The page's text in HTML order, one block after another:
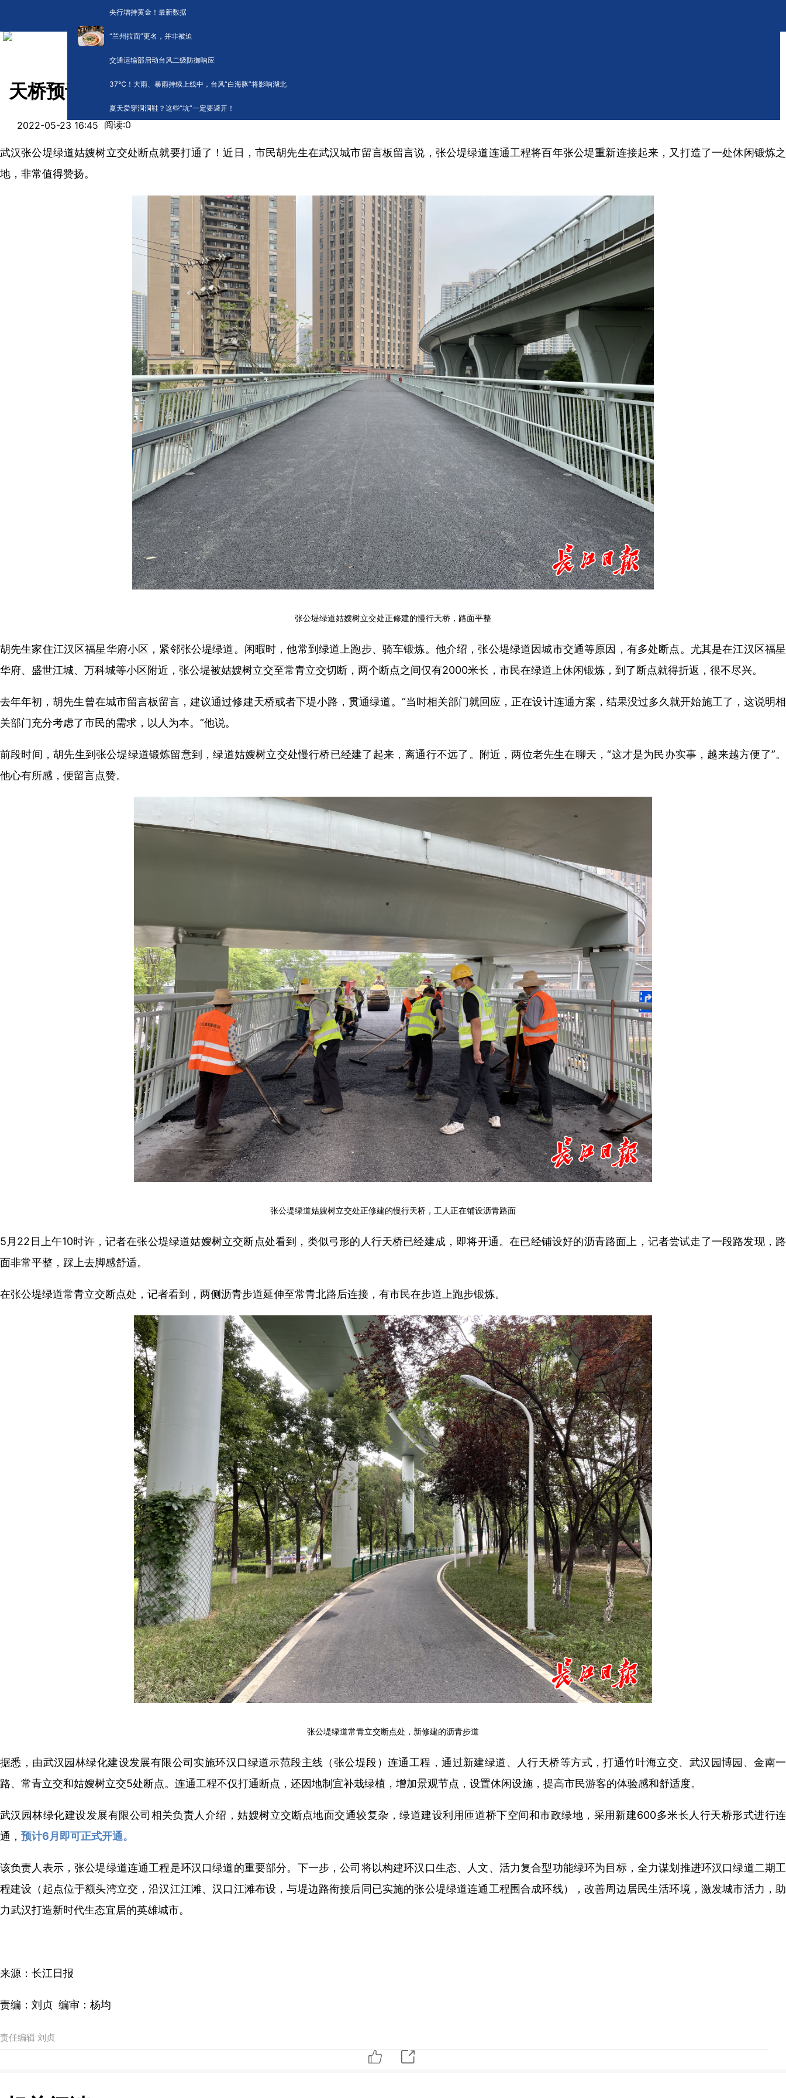
央行增持黄金！最新数据
“兰州拉面”更名，并非被迫
交通运输部启动台风二级防御响应
​37℃！大雨、暴雨持续上线中，台风“白海豚”将影响湖北
夏天爱穿洞洞鞋？这些“坑”一定要避开！
天桥预计6月开通，武汉张公堤绿道断点将打通
2022-05-23 16:45 阅读:0
武汉张公堤绿道姑嫂树立交处断点就要打通了！近日，市民胡先生在武汉城市留言板留言说，张公堤绿道连通工程将百年张公堤重新连接起来，又打造了一处休闲锻炼之
地，非常值得赞扬。
张公堤绿道姑嫂树立交处正修建的慢行天桥，路面平整
胡先生家住江汉区福星华府小区，紧邻张公堤绿道。闲暇时，他常到绿道上跑步、骑车锻炼。他介绍，张公堤绿道因城市交通等原因，有多处断点。尤其是在江汉区福星
华府、盛世江城、万科城等小区附近，张公堤被姑嫂树立交至常青立交切断，两个断点之间仅有2000米长，市民在绿道上休闲锻炼，到了断点就得折返，很不尽兴。
去年年初，胡先生曾在城市留言板留言，建议通过修建天桥或者下堤小路，贯通绿道。“当时相关部门就回应，正在设计连通方案，结果没过多久就开始施工了，这说明相
关部门充分考虑了市民的需求，以人为本。”他说。
前段时间，胡先生到张公堤绿道锻炼留意到，绿道姑嫂树立交处慢行桥已经建了起来，离通行不远了。附近，两位老先生在聊天，“这才是为民办实事，越来越方便了”。
他心有所感，便留言点赞。
张公堤绿道姑嫂树立交处正修建的慢行天桥，工人正在铺设沥青路面
5月22日上午10时许，记者在张公堤绿道姑嫂树立交断点处看到，类似弓形的人行天桥已经建成，即将开通。在已经铺设好的沥青路面上，记者尝试走了一段路发现，路
面非常平整，踩上去脚感舒适。
在张公堤绿道常青立交断点处，记者看到，两侧沥青步道延伸至常青北路后连接，有市民在步道上跑步锻炼。
张公堤绿道常青立交断点处，新修建的沥青步道
据悉，由武汉园林绿化建设发展有限公司实施环汉口绿道示范段主线（张公堤段）连通工程，通过新建绿道、人行天桥等方式，打通竹叶海立交、武汉园博园、金南一
路、常青立交和姑嫂树立交5处断点。连通工程不仅打通断点，还因地制宜补栽绿植，增加景观节点，设置休闲设施，提高市民游客的体验感和舒适度。
武汉园林绿化建设发展有限公司相关负责人介绍，姑嫂树立交断点地面交通较复杂，绿道建设利用匝道桥下空间和市政绿地，采用新建600多米长人行天桥形式进行连
通， 预计6月即可正式开通。
该负责人表示，张公堤绿道连通工程是环汉口绿道的重要部分。下一步，公司将以构建环汉口生态、人文、活力复合型功能绿环为目标，全力谋划推进环汉口绿道二期工
程建设（起点位于额头湾立交，沿汉江江滩、汉口江滩布设，与堤边路衔接后同已实施的张公堤绿道连通工程围合成环线），改善周边居民生活环境，激发城市活力，助
力武汉打造新时代生态宜居的英雄城市。
来源：长江日报
责编：刘贞 编审：杨均
责任编辑 刘贞